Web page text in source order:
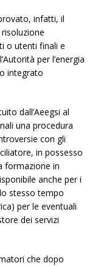
infatti, il
o utenti finali e
per l’energia
integrato
dall’Aeegsi al
una procedura
con gli
in possesso
formazione in
anche per i
stesso tempo
per le eventuali
dei servizi
che dopo